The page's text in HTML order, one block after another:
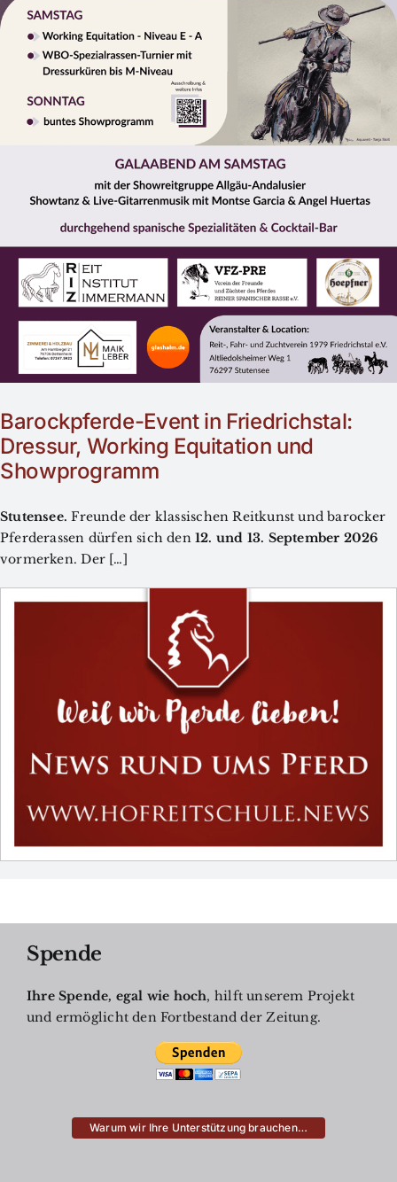
Barockpferde-Event in Friedrichstal:
Dressur, Working Equitation und
Showprogramm
Stutensee. Freunde der klassischen Reitkunst und barocker
Pferderassen dürfen sich den12. und 13. September 2026
vormerken. Der […]
Spende
Ihre Spende, egal wie hoch, hilft unserem Projekt
und ermöglicht den Fortbestand der Zeitung.
Warum wir Ihre Unterstützung brauchen…